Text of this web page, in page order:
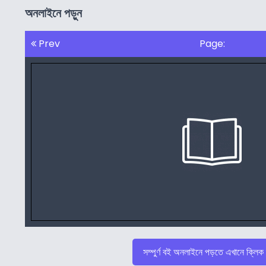
অনলাইনে পড়ুন
Prev Page:
সম্পুর্ণ বই অনলাইনে পড়তে এখানে